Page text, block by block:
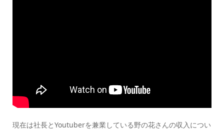
現在は社長とYoutuberを兼業している野の花さんの収入につい